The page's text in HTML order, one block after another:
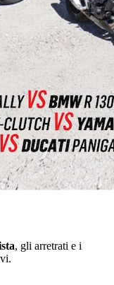
, gli arretrati e i